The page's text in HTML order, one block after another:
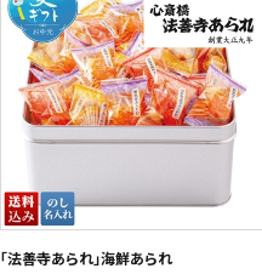
「法善寺あられ」海鮮あられ